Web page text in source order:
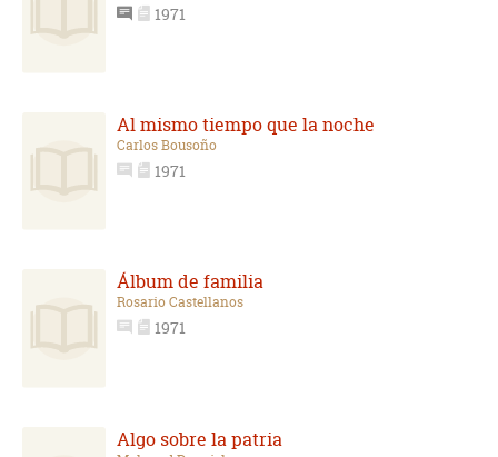
1971
Al mismo tiempo que la noche
Carlos Bousoño
1971
Álbum de familia
Rosario Castellanos
1971
Algo sobre la patria